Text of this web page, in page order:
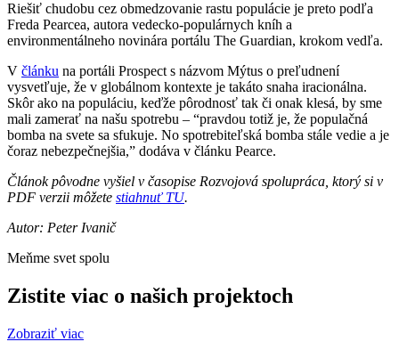
Riešiť chudobu cez obmedzovanie rastu populácie je preto podľa
Freda Pearcea, autora vedecko-populárnych kníh a
environmentálneho novinára portálu The Guardian, krokom vedľa.
V článku na portáli Prospect s názvom Mýtus o preľudnení
vysvetľuje, že v globálnom kontexte je takáto snaha iracionálna.
Skôr ako na populáciu, keďže pôrodnosť tak či onak klesá, by sme
mali zamerať na našu spotrebu – “pravdou totiž je, že populačná
bomba na svete sa sfukuje. No spotrebiteľská bomba stále vedie a je
čoraz nebezpečnejšia,” dodáva v článku Pearce.
Článok pôvodne vyšiel v časopise Rozvojová spolupráca, ktorý si v
PDF verzii môžete stiahnuť TU.
Autor: Peter Ivanič
Meňme svet spolu
Zistite viac o našich projektoch
Zobraziť viac